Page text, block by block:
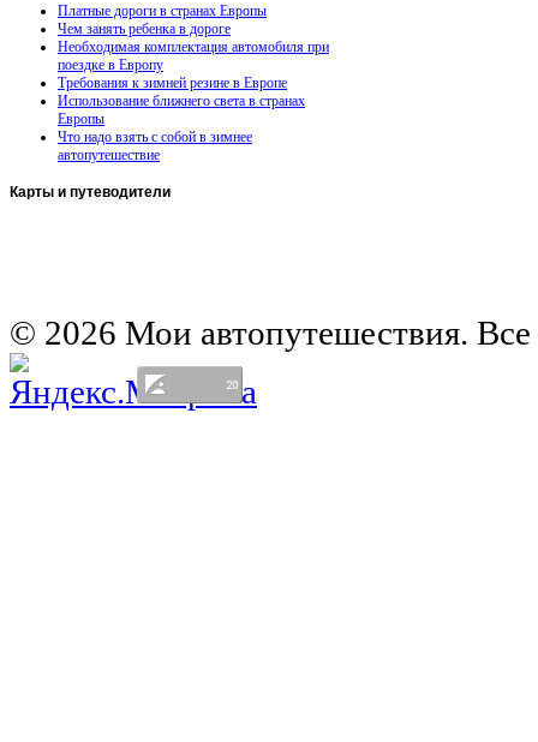
Платные дороги в странах Европы
Чем занять ребенка в дороге
Необходимая комплектация автомобиля при
поездке в Европу
Требования к зимней резине в Европе
Использование ближнего света в странах
Европы
Что надо взять с собой в зимнее
автопутешествие
Карты и путеводители
© 2026 Мои автопутешествия.